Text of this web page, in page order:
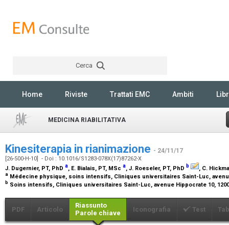
Cerca
Home Riviste Trattati EMC Ambiti
MEDICINA RIABILITATIVA
Kinesiterapia in rianimazione - 24/11/17
[26-500-H-10] - Doi : 10.1016/S1283-078X(17)87262-X
J. Dugernier, PT, PhD a, E. Bialais, PT, MSc a, J. Roeseler, PT, PhD b , C.
a Médecine physique, soins intensifs, Cliniques universitaires Saint-Luc,
b Soins intensifs, Cliniques universitaires Saint-Luc, avenue Hippocrate 10,
PDF Articolo
Riassunto
Parole chiave
Iconografia Test